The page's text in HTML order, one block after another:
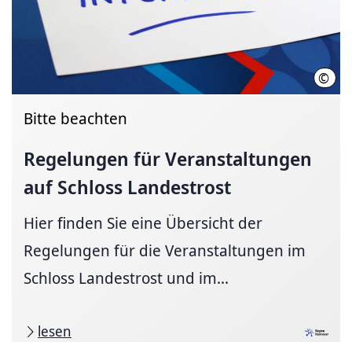
©
Bitte beachten
Regelungen für Veranstaltungen
auf Schloss Landestrost
Hier finden Sie eine Übersicht der
Regelungen für die Veranstaltungen im
Schloss Landestrost und im...
lesen